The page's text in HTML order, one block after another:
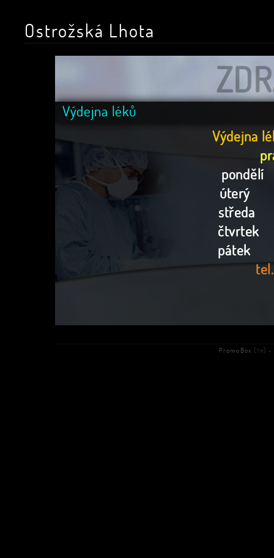
Ostrožská Lhota
Výdejna léků
Výdejna
úterý
středa
čtvrtek
PromoBox (TM) -